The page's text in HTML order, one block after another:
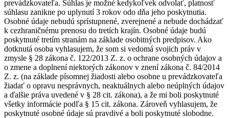
prevádzkovateľa. Súhlas je možné kedykoľvek odvolať, platnosť
súhlasu zanikne po uplynutí 3 rokov odo dňa jeho poskytnutia.
Osobné údaje nebudú sprístupnené, zverejnené a nebude dochádzať
k cezhraničnému prenosu do tretích krajín. Osobné údaje budú
poskytnuté tretím stranám na základe osobitných predpisov. Ako
dotknutá osoba vyhlasujem, že som si vedomá svojich práv v
zmysle § 28 zákona č. 122/2013 Z. z. o ochrane osobných údajov a
o zmene a doplnení niektorých zákonov v znení zákona č. 84/2014
Z. z. (na základe písomnej žiadosti alebo osobne u prevádzkovateľa
žiadať o opravu nesprávnych, neaktuálnych alebo neúplných údajov
a ďalšie práva uvedené v § 28 cit. zákona), a že mi boli poskytnuté
všetky informácie podľa § 15 cit. zákona. Zároveň vyhlasujem, že
poskytnuté osobné údaje sú pravdivé a boli poskytnuté slobodne.